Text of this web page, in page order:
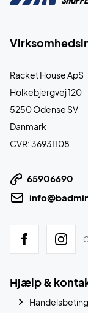
Racket House ApS
Holkebjergvej 120
5250 Odense SV
Danmark
CVR: 36931108
65906690
Hjælp &